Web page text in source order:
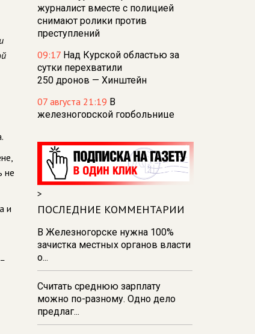
не
и
журналист вместе с полицией
снимают ролики против
преступлений
09:17 Над Курской областью за
сутки перехватили
250 дронов — Хинштейн
07 августа 21:19 В
железногорской горбольнице
20:48Курских водителей просят
не парковать авто в местах
проведения ремонтов
18:57
предупреждает о грозах и
16:47В Курске отметили 70-летие
Дня строителя
контроле ситуацию с
водоснабжением в
Железногорске
>
ПОСЛЕДНИЕ КОММЕНТАРИИ
В Железногорске нужна 100%
зачистка местных органов власти
о...
Считать среднюю зарплату
можно по-разному. Одно дело
предлаг...